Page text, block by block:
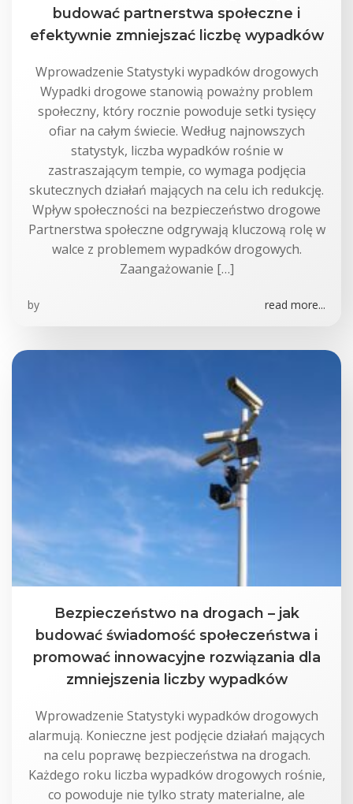
budować partnerstwa społeczne i
efektywnie zmniejszać liczbę wypadków
Wprowadzenie Statystyki wypadków drogowych
Wypadki drogowe stanowią poważny problem
społeczny, który rocznie powoduje setki tysięcy
ofiar na całym świecie. Według najnowszych
statystyk, liczba wypadków rośnie w
zastraszającym tempie, co wymaga podjęcia
skutecznych działań mających na celu ich redukcję.
Wpływ społeczności na bezpieczeństwo drogowe
Partnerstwa społeczne odgrywają kluczową rolę w
walce z problemem wypadków drogowych.
Zaangażowanie […]
by read more...
Bezpieczeństwo na drogach – jak
budować świadomość społeczeństwa i
promować innowacyjne rozwiązania dla
zmniejszenia liczby wypadków
Wprowadzenie Statystyki wypadków drogowych
alarmują. Konieczne jest podjęcie działań mających
na celu poprawę bezpieczeństwa na drogach.
Każdego roku liczba wypadków drogowych rośnie,
co powoduje nie tylko straty materialne, ale